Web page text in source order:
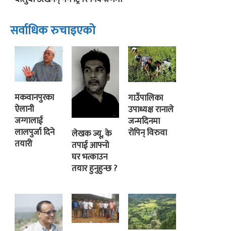
सर्वाधिक रुचाइएको
मकवानपुरका
ऐलानी
जग्गालाई
लालपुर्जा दिने
तयारी
लेखक ज्यू, के
तपाई आफ्नो
घर भत्काउन
तयार हुनुहुन्छ ?
गाउँपालिका
उपाध्यक्ष रानाले
जन्मदिनमा
रोपिन् विरुवा